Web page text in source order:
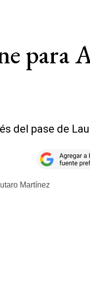
para
del pase de